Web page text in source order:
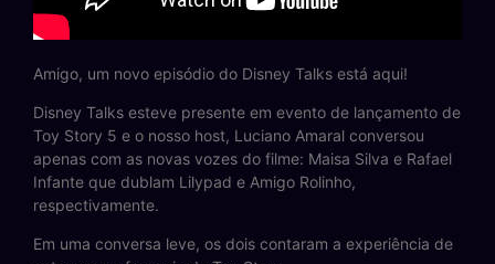
Amigo, um novo episódio do Disney Talks está aqui!
Disney Talks esteve presente em evento de lançamento de
Toy Story 5 e o nosso host, Luciano Amaral conversou
apenas com as novas vozes do filme: Maisa Silva e Rafael
Infante que dublam Lilypad e Amigo Rolinho,
respectivamente.
Em uma conversa leve, os dois contaram a experiência de